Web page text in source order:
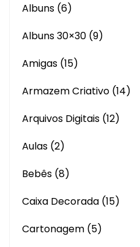
Albuns (6)
Albuns 30×30 (9)
Amigas (15)
Armazem Criativo (14)
Arquivos Digitais (12)
Aulas (2)
Bebês (8)
Caixa Decorada (15)
Cartonagem (5)